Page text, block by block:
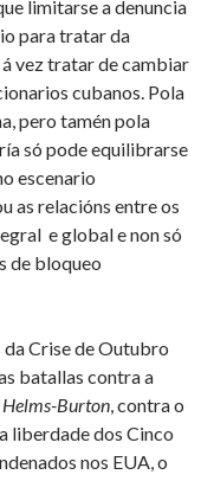
limitarse a denuncia
para tratar da
vez tratar de cambiar
cubanos. Pola
pero tamén pola
só pode equilibrarse
escenario
as relacións entre os
e global e non só
de bloqueo
Crise de Outubro
batallas contra a
Helms-Burton, contra o
liberdade dos Cinco
nos EUA, o